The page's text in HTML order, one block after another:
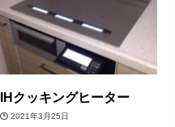
IHクッキングヒーター
2021年3月25日